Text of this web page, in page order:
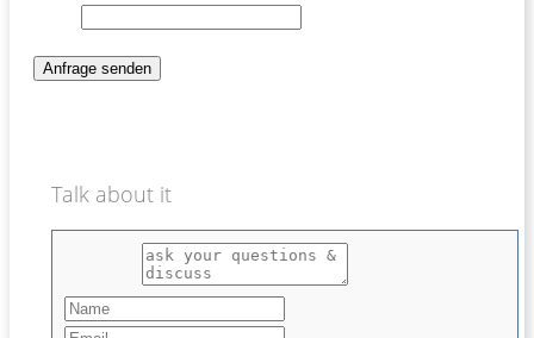
Talk about it